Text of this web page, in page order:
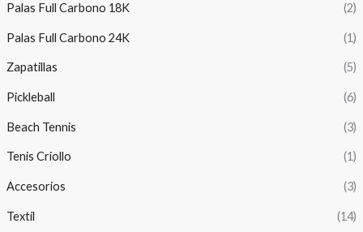
Palas Full Carbono 18K (2)
Palas Full Carbono 24K (1)
Zapatillas (5)
Pickleball (6)
Beach Tennis (3)
Tenis Criollo (1)
Accesorios (3)
Textíl (14)